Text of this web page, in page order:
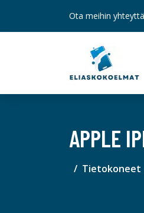
Ota meihin
APPLE
Tietokoneet